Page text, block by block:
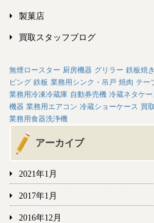
製菓店
買取スタッフブログ
無煙ロースター 厨房機器 グリラー 鉄板焼き
ピング 鉄板 業務用シンク・吊戸 焼肉 テー
業務用冷凍冷蔵庫 自動券売機 冷蔵ネタケー
機器 業務用エアコン 冷蔵ショーケース 買取
業務用食器洗浄機
アーカイブ
2021年1月
2017年1月
2016年12月